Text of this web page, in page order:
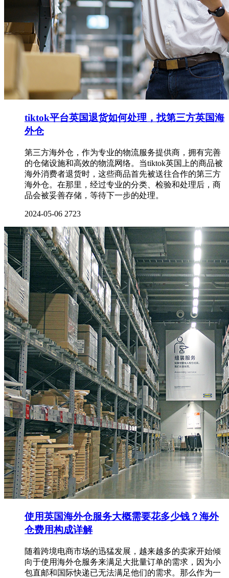
tiktok平台英国退货如何处理，找第三方英国海
外仓
第三方海外仓，作为专业的物流服务提供商，拥有完善
的仓储设施和高效的物流网络。当tiktok英国上的商品被
海外消费者退货时，这些商品首先被送往合作的第三方
海外仓。在那里，经过专业的分类、检验和处理后，商
品会被妥善存储，等待下一步的处理。
2024-05-06 2723
使用英国海外仓服务大概需要花多少钱？海外
仓费用构成详解
随着跨境电商市场的迅猛发展，越来越多的卖家开始倾
向于使用海外仓服务来满足大批量订单的需求，因为小
包直邮和国际快递已无法满足他们的需求。那么作为一